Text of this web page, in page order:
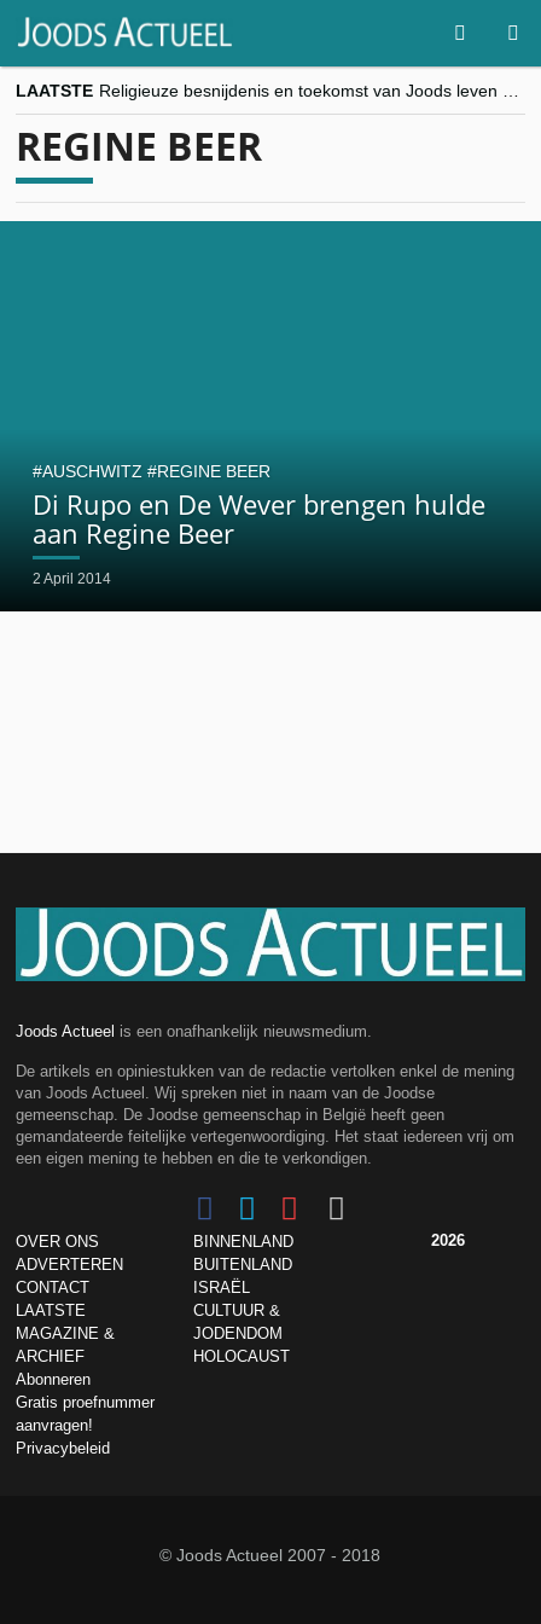
LAATSTE
“Besnijdenisdebat toont hoe moeilijk seculiere Westen minderheden begrijpt”, Jinnih Beels (Vooruit)
REGINE BEER
Di Rupo en De Wever brengen hulde
aan Regine Beer
2 April 2014
AUSCHWITZ REGINE BEER
Joods Actueel is een onafhankelijk nieuwsmedium.
De artikels en opiniestukken van de redactie vertolken enkel de mening
van Joods Actueel. Wij spreken niet in naam van de Joodse
gemeenschap. De Joodse gemeenschap in België heeft geen
gemandateerde feitelijke vertegenwoordiging. Het staat iedereen vrij om
een eigen mening te hebben en die te verkondigen.
OVER ONS
ADVERTEREN
CONTACT
LAATSTE
MAGAZINE &
ARCHIEF
Abonneren
Gratis proefnummer
aanvragen!
Privacybeleid
BINNENLAND
BUITENLAND
ISRAËL
CULTUUR &
JODENDOM
HOLOCAUST
2026
© Joods Actueel 2007 - 2018